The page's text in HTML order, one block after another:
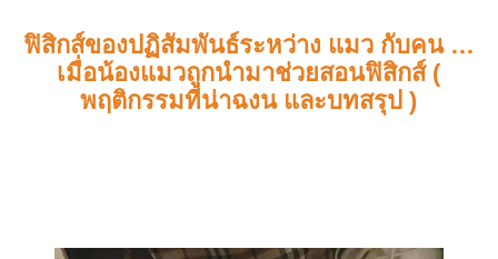
ฟิสิกส์ของปฏิสัมพันธ์ระหว่าง แมว กับคน …
เมื่อน้องแมวถูกนำมาช่วยสอนฟิสิกส์ (
พฤติกรรมที่น่าฉงน และบทสรุป )